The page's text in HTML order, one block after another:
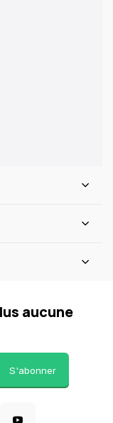
aucune
S'abonner